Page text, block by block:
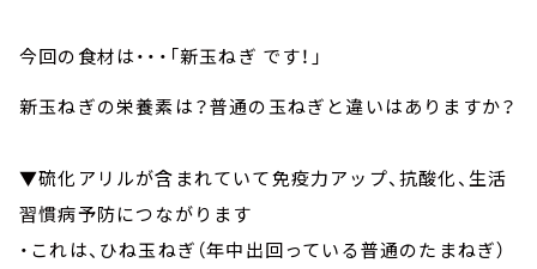
今回の食材は・・・「新玉ねぎ です！」
新玉ねぎの栄養素は？普通の玉ねぎと違いはありますか？
▼硫化アリルが含まれていて免疫力アップ、抗酸化、生活
習慣病予防につながります
・これは、ひね玉ねぎ（年中出回っている普通のたまねぎ）